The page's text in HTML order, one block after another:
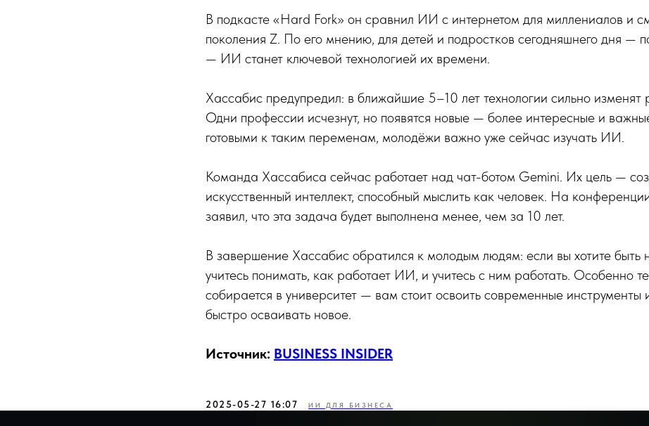
В подкасте «Hard Fork» он сравнил ИИ с интернетом для миллениалов и
поколения Z. По его мнению, для детей и подростков сегодняшнего дня —
— ИИ станет ключевой технологией их времени.
Хассабис предупредил: в ближайшие 5–10 лет технологии сильно изменят
Одни профессии исчезнут, но появятся новые — более интересные и
готовыми к таким переменам, молодёжи важно уже сейчас изучать ИИ.
Команда Хассабиса сейчас работает над чат-ботом Gemini. Их цель —
искусственный интеллект, способный мыслить как человек. На
заявил, что эта задача будет выполнена менее, чем за 10 лет.
В завершение Хассабис обратился к молодым людям: если вы хотите быть
учитесь понимать, как работает ИИ, и учитесь с ним работать. Особенно
собирается в университет — вам стоит освоить современные инструменты
быстро осваивать новое.
Источник: BUSINESS INSIDER
2025-05-27 16:07 ИИ ДЛЯ БИЗНЕСА